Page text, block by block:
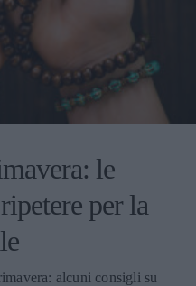
le
per la
alcuni consigli su